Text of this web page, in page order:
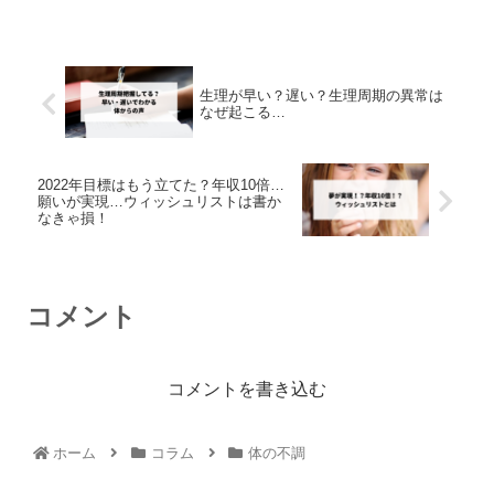
生理が早い？遅い？生理周期の異常は
なぜ起こる…
2022年目標はもう立てた？年収10倍…
願いが実現…ウィッシュリストは書か
なきゃ損！
コメント
コメントを書き込む
ホーム コラム 体の不調